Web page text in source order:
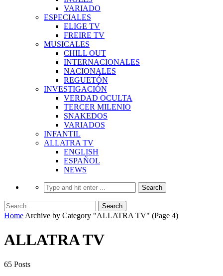
VARIADO
ESPECIALES
ELIGE TV
FREIRE TV
MUSICALES
CHILL OUT
INTERNACIONALES
NACIONALES
REGUETÓN
INVESTIGACIÓN
VERDAD OCULTA
TERCER MILENIO
SNAKEDOS
VARIADOS
INFANTIL
ALLATRA TV
ENGLISH
ESPAÑOL
NEWS
Home Archive by Category "ALLATRA TV" (Page 4)
ALLATRA TV
65 Posts